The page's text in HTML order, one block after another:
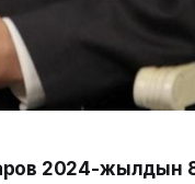
2024-жылдын